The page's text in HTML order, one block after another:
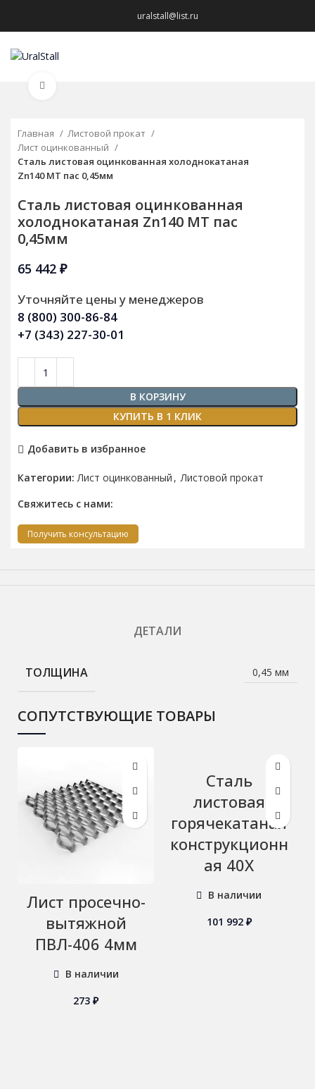
uralstall@list.ru
Главная
Листовой прокат
Лист оцинкованный
Сталь листовая оцинкованная холоднокатаная
Zn140 МТ пас 0,45мм
Сталь листовая оцинкованная
холоднокатаная Zn140 МТ пас
0,45мм
65 442 ₽
Уточняйте цены у менеджеров
8 (800) 300-86-84
+7 (343) 227-30-01
В КОРЗИНУ
КУПИТЬ В 1 КЛИК
Добавить в избранное
Категории: Лист оцинкованный , Листовой прокат
Свяжитесь с нами:
Получить консультацию
ДЕТАЛИ
ТОЛЩИНА 0,45 мм
СОПУТСТВУЮЩИЕ ТОВАРЫ
Лист просечно-
вытяжной
ПВЛ-406 4мм
В наличии
273 ₽
Сталь
листовая
горячекатаная
конструкционн
ая 40Х
В наличии
101 992 ₽